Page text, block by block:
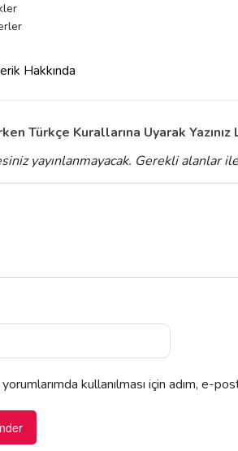
Hakkında
Türkçe Kurallarına Uyarak Yazınız
yayınlanmayacak. Gerekli alanlar
kullanılması için adım, e-